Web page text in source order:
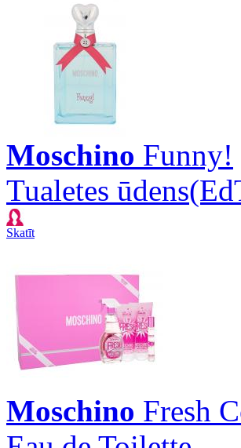
Moschino Funny!
Tualetes
Skatīt
Moschino Fresh